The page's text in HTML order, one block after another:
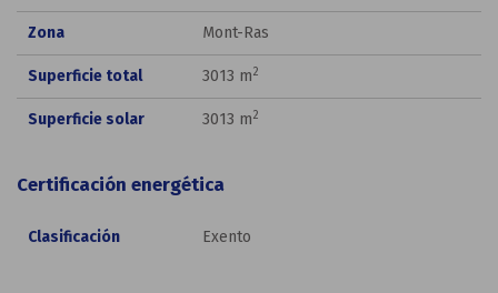
Zona Mont-Ras
Superficie total 3013 m2
Superficie solar 3013 m2
Certificación energética
Clasificación Exento